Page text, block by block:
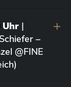
Uhr |
–
@FINE